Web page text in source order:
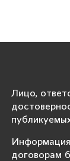
Лицо,
договорам